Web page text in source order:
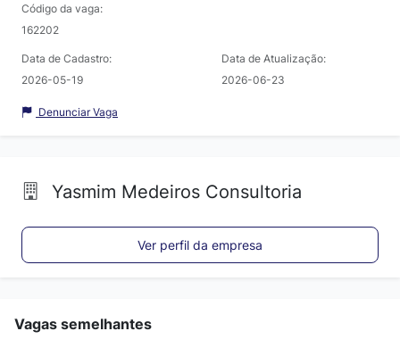
Código da vaga:
162202
Data de Cadastro:
2026-05-19
Data de Atualização:
2026-06-23
Denunciar Vaga
Yasmim Medeiros Consultoria
Ver perfil da empresa
Vagas semelhantes